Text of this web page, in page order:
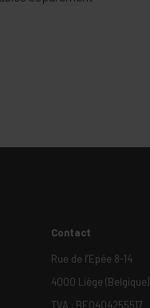
Contact
Rue de l’Epée 8-14
4000 Liège (Belgique)
TVA : BE0404255517